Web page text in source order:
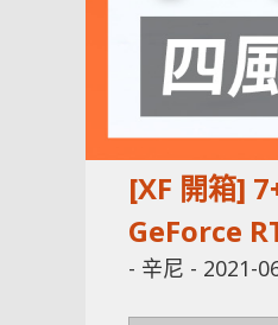
[XF 開箱]
GeForce
- 辛尼 - 2021-